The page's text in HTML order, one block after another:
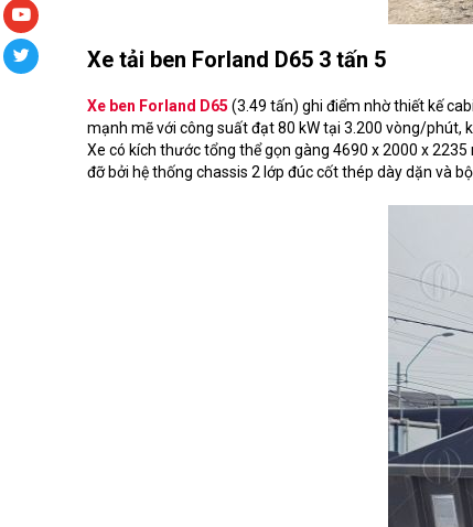
Xe tải ben Forland D65 3 tấn 5
Xe ben Forland D65 (3.49 tấn) ghi điểm nhờ thiết kế
mạnh mẽ với công suất đạt 80 kW tại 3.200 vòng/phút,
Xe có kích thước tổng thể gọn gàng 4690 x 2000 x
đỡ bởi hệ thống chassis 2 lớp đúc cốt thép dày dặn và